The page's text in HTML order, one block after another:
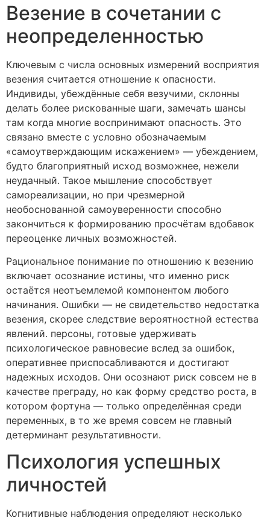
Везение в сочетании с
неопределенностью
Ключевым с числа основных измерений восприятия
везения считается отношение к опасности.
Индивиды, убеждённые себя везучими, склонны
делать более рискованные шаги, замечать шансы
там когда многие воспринимают опасность. Это
связано вместе с условно обозначаемым
«самоутверждающим искажением» — убеждением,
будто благоприятный исход возможнее, нежели
неудачный. Такое мышление способствует
самореализации, но при чрезмерной
необоснованной самоуверенности способно
закончиться к формированию просчётам вдобавок
переоценке личных возможностей.
Рациональное понимание по отношению к везению
включает осознание истины, что именно риск
остаётся неотъемлемой компонентом любого
начинания. Ошибки — не свидетельство недостатка
везения, скорее следствие вероятностной естества
явлений. персоны, готовые удерживать
психологическое равновесие вслед за ошибок,
оперативнее приспосабливаются и достигают
надежных исходов. Они осознают риск совсем не в
качестве преграду, но как форму средство роста, в
котором фортуна — только определённая среди
переменных, в то же время совсем не главный
детерминант результативности.
Психология успешных
личностей
Когнитивные наблюдения определяют несколько